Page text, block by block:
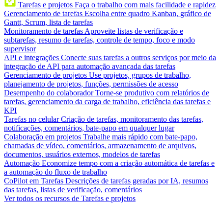
Tarefas e projetos Faça o trabalho com mais facilidade e rapidez
Gerenciamento de tarefas Escolha entre quadro Kanban, gráfico de
Gantt, Scrum, lista de tarefas
Monitoramento de tarefas Aproveite listas de verificação e
subtarefas, resumo de tarefas, controle de tempo, foco e modo
supervisor
API e integrações Conecte suas tarefas a outros serviços por meio da
integração de API para automação avançada das tarefas
Gerenciamento de projetos Use projetos, grupos de trabalho,
planejamento de projetos, funções, permissões de acesso
Desempenho do colaborador Torne-se produtivo com relatórios de
tarefas, gerenciamento da carga de trabalho, eficiência das tarefas e
KPI
Tarefas no celular Criação de tarefas, monitoramento das tarefas,
notificações, comentários, bate-papo em qualquer lugar
Colaboração em projetos Trabalhe mais rápido com bate-papo,
chamadas de vídeo, comentários, armazenamento de arquivos,
documentos, usuários externos, modelos de tarefas
Automação Economize tempo com a criação automática de tarefas e
a automação do fluxo de trabalho
CoPilot em Tarefas Descrições de tarefas geradas por IA, resumos
das tarefas, listas de verificação, comentários
Ver todos os recursos de Tarefas e projetos